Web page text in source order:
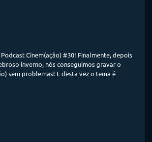
Cinem(ação) #30! Finalmente, depois
inverno, nós conseguimos gravar o
sem problemas! E desta vez o tema é